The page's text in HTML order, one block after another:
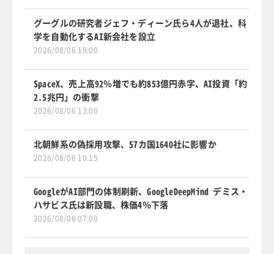
グーグルの研究者ジェフ・ディーン氏ら4人が退社、科
学を自動化するAI新会社を設立
2026/08/06 19:00
SpaceX、売上高92％増でも約853億円赤字、AI投資「約
2.5兆円」の衝撃
2026/08/06 13:00
北朝鮮系の偽採用攻撃、57カ国1640社に影響か
2026/08/06 10:15
GoogleがAI部門の体制刷新、GoogleDeepMind デミス・
ハサビス氏は新設職、株価4％下落
2026/08/06 07:00